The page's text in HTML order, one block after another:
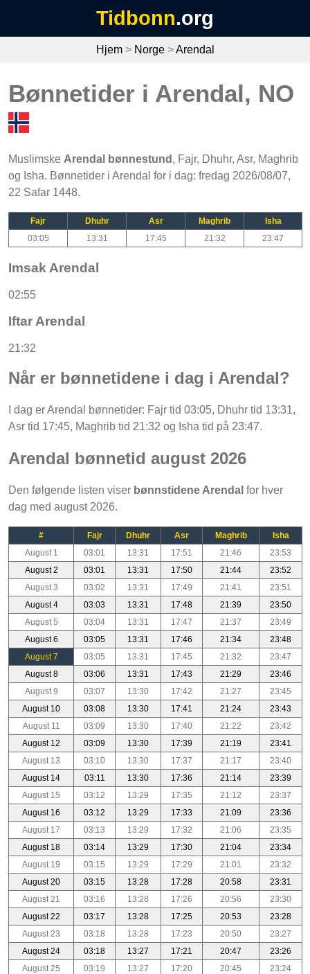
Tidbonn.org
Hjem> Norge>Arendal
Bønnetider i Arendal, NO
Muslimske Arendal bønnestund , Fajr, Dhuhr, Asr, Maghrib
og Isha. Bønnetider i Arendal for i dag: fredag 2026/08/07,
22 Safar 1448.
Fajr Dhuhr Asr Maghrib
Isha
03:05
13:31 17:45 21:32 23:47
Imsak Arendal
02:55
Iftar Arendal
21:32
Når er bønnetidene i dag i Arendal?
I dag er Arendal bønnetider: Fajr tid 03:05, Dhuhr tid 13:31,
Asr tid 17:45, Maghrib tid 21:32 og Isha tid på 23:47.
Arendal bønnetid august 2026
Den følgende listen viser bønnstidene Arendal for hver
dag med august 2026.
# Fajr Dhuhr Asr Maghrib
Isha
August 1
03:01 13:31 17:51 21:46
23:53
August 2
03:01 13:31 17:50 21:44
23:52
August 3
03:02 13:31 17:49 21:41
23:51
August 4
03:03 13:31 17:48 21:39
23:50
August 5
03:04 13:31 17:47 21:37
23:49
August 6
03:05 13:31 17:46 21:34
23:48
August 7
03:05 13:31 17:45 21:32
23:47
August 8
03:06 13:31 17:43 21:29
23:46
August 9
03:07 13:30 17:42 21:27
23:45
August 10
03:08 13:30 17:41 21:24
23:43
August 11
03:09 13:30 17:40 21:22
23:42
August 12
03:09 13:30 17:39 21:19
23:41
August 13
03:10 13:30 17:37 21:17
23:40
August 14
03:11 13:30 17:36 21:14
23:39
August 15
03:12 13:29 17:35 21:12
23:37
August 16
03:12 13:29 17:33 21:09
23:36
August 17
03:13 13:29 17:32 21:06
23:35
August 18
03:14 13:29 17:30 21:04
23:34
August 19
03:15 13:29 17:29 21:01
23:32
August 20
03:15 13:28 17:28 20:58
23:31
August 21
03:16 13:28 17:26 20:56
23:30
August 22
03:17 13:28 17:25 20:53
23:28
August 23
03:18 13:28 17:23 20:50
23:27
August 24
03:18 13:27 17:21 20:47
23:26
August 25
03:19 13:27 17:20 20:45
23:24